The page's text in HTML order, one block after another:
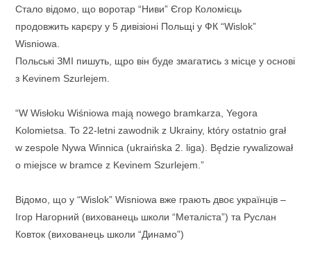
Стало відомо, що воротар “Ниви” Єгор Коломієць
продовжить карєру у 5 дивізіоні Польщі у ФК “Wislok”
Wisniowa.
Польські ЗМІ пишуть, щро він буде змагатись з місце у основі
з Kevinem Szurlejem.
“W Wisłoku Wiśniowa mają nowego bramkarza, Yegora
Kolomietsa. To 22-letni zawodnik z Ukrainy, który ostatnio grał
w zespole Nywa Winnica (ukraińska 2. liga). Będzie rywalizował
o miejsce w bramce z Kevinem Szurlejem.”
Відомо, що у “Wislok” Wisniowa вже грають двоє українців –
Ігор Нагорний (вихованець школи “Металіста”) та Руслан
Ковток (вихованець школи “Динамо”)